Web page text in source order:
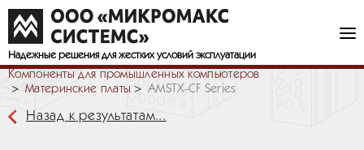
Надежные решения для жестких условий эксплуатации
Компоненты для промышленных компьютеров
Материнские платы
AMSTX-CF Series
Назад к результатам...